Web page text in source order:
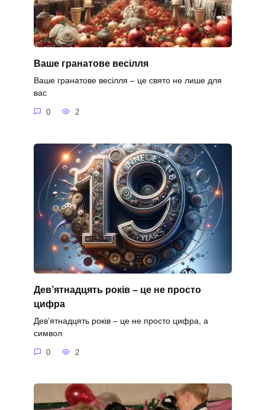
Ваше гранатове весілля
Ваше гранатове весілля – це свято не лише для
вас
0 2
Дев’ятнадцять років – це не просто
цифра
Дев’ятнадцять років – це не просто цифра, а
символ
0 2